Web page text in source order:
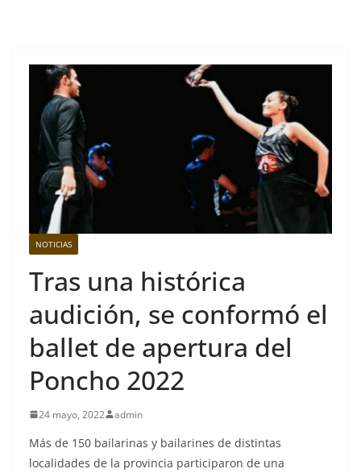
NOTICIAS
Tras una histórica
audición, se conformó el
ballet de apertura del
Poncho 2022
24 mayo, 2022 admin
Más de 150 bailarinas y bailarines de distintas
localidades de la provincia participaron de una